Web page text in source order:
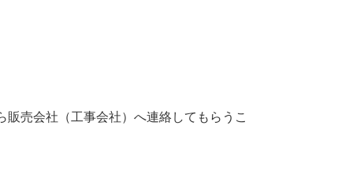
売会社（工事会社）へ連絡してもらうこ